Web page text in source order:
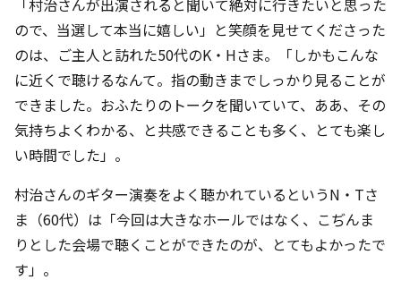
「村治さんが出演されると聞いて絶対に行きたいと思った
ので、当選して本当に嬉しい」と笑顔を見せてくださった
のは、ご主人と訪れた50代のK・Hさま。「しかもこんな
に近くで聴けるなんて。指の動きまでしっかり見ることが
できました。おふたりのトークを聞いていて、ああ、その
気持ちよくわかる、と共感できることも多く、とても楽し
い時間でした」。
村治さんのギター演奏をよく聴かれているというN・Tさ
ま（60代）は「今回は大きなホールではなく、こぢんま
りとした会場で聴くことができたのが、とてもよかったで
す」。